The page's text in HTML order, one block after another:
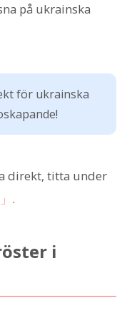
på ukrainska
för ukrainska
direkt, titta under
.
i